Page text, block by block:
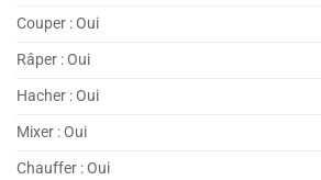
Couper :Oui
Râper :Oui
Hacher :Oui
Mixer :Oui
Chauffer :Oui